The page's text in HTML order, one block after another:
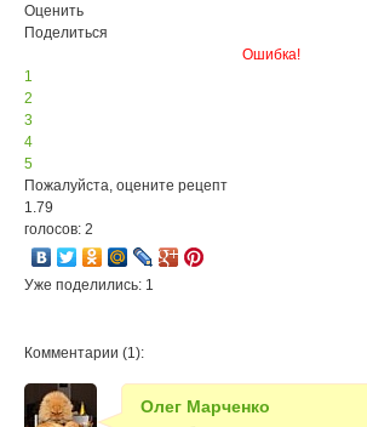
Оценить
Поделиться
Ошибка!
1
2
3
4
5
Пожалуйста, оцените рецепт
1.79
голосов: 2
Уже поделились: 1
Комментарии (1):
Олег Марченко